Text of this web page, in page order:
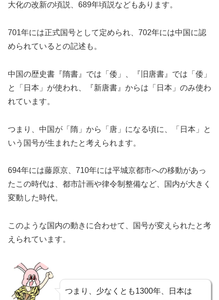
大化の改新の頃説、689年頃説などもあります。
701年には正式国号として定められ、702年には中国に認
められているとの記述も。
中国の歴史書『隋書』では「倭」、『旧唐書』では「倭」
と「日本」が使われ、『新唐書』からは「日本」のみ使わ
れています。
つまり、中国が「隋」から「唐」になる頃に、「日本」と
いう国号が生まれたと考えられます。
694年には藤原京、710年には平城京都市への移動があっ
たこの時代は、都市計画や律令制整備など、国内が大きく
変動した時代。
このような国内の動きに合わせて、国号が変えられたと考
えられています。
つまり、少なくとも1300年、日本は